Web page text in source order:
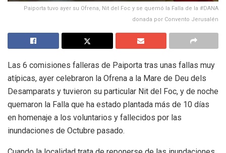
Paiporta tuvo ayer su Ofrena, Nit del Foc y se quemó la Falla de la #DANA
donada por Convento Jerusalén
Las 6 comisiones falleras de Paiporta tras unas fallas muy
atípicas, ayer celebraron la Ofrena a la Mare de Deu dels
Desamparats y tuvieron su particular Nit del Foc, y de noche
quemaron la Falla que ha estado plantada más de 10 días
en homenaje a los voluntarios y fallecidos por las
inundaciones de Octubre pasado.